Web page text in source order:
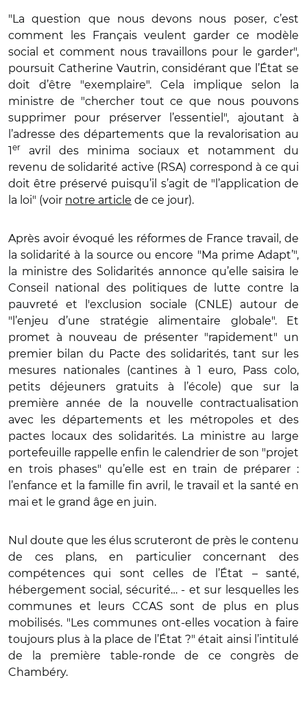
"La question que nous devons nous poser, c’est
comment les Français veulent garder ce modèle
social et comment nous travaillons pour le garder",
poursuit Catherine Vautrin, considérant que l’État se
doit d’être "exemplaire". Cela implique selon la
ministre de "chercher tout ce que nous pouvons
supprimer pour préserver l’essentiel", ajoutant à
l’adresse des départements que la revalorisation au
1er
avril des minima sociaux et notamment du
revenu de solidarité active (RSA) correspond à ce qui
doit être préservé puisqu’il s’agit de "l’application de
la loi" (voir notre article de ce jour).
Après avoir évoqué les réformes de France travail, de
la solidarité à la source ou encore "Ma prime Adapt’",
la ministre des Solidarités annonce qu’elle saisira le
Conseil national des politiques de lutte contre la
pauvreté et l'exclusion sociale (CNLE) autour de
"l’enjeu d’une stratégie alimentaire globale". Et
promet à nouveau de présenter "rapidement" un
premier bilan du Pacte des solidarités, tant sur les
mesures nationales (cantines à 1 euro, Pass colo,
petits déjeuners gratuits à l’école) que sur la
première année de la nouvelle contractualisation
avec les départements et les métropoles et des
pactes locaux des solidarités. La ministre au large
portefeuille rappelle enfin le calendrier de son "projet
en trois phases" qu’elle est en train de préparer :
l’enfance et la famille fin avril, le travail et la santé en
mai et le grand âge en juin.
Nul doute que les élus scruteront de près le contenu
de ces plans, en particulier concernant des
compétences qui sont celles de l’État – santé,
hébergement social, sécurité… - et sur lesquelles les
communes et leurs CCAS sont de plus en plus
mobilisés. "Les communes ont-elles vocation à faire
toujours plus à la place de l’État ?" était ainsi l’intitulé
de la première table-ronde de ce congrès de
Chambéry.